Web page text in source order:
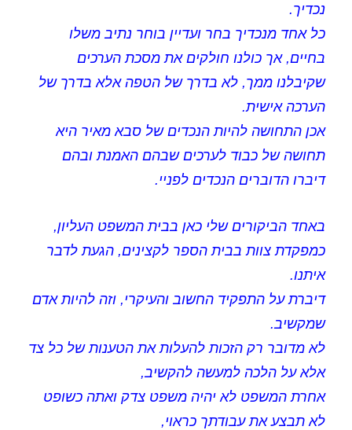
נכדיך.
כל אחד מנכדיך בחר ועדיין בוחר נתיב משלו
בחיים, אך כולנו חולקים את מסכת הערכים
שקיבלנו ממך, לא בדרך של הטפה אלא בדרך של
הערכה אישית.
אכן התחושה להיות הנכדים של סבא מאיר היא
תחושה של כבוד לערכים שבהם האמנת ובהם
דיברו הדוברים הנכדים לפניי.
באחד הביקורים שלי כאן בבית המשפט העליון,
כמפקדת צוות בבית הספר לקצינים, הגעת לדבר
איתנו.
דיברת על התפקיד החשוב והעיקרי, וזה להיות אדם
שמקשיב.
לא מדובר רק הזכות להעלות את הטענות של כל צד
אלא על הלכה למעשה להקשיב,
אחרת המשפט לא יהיה משפט צדק ואתה כשופט
לא תבצע את עבודתך כראוי,